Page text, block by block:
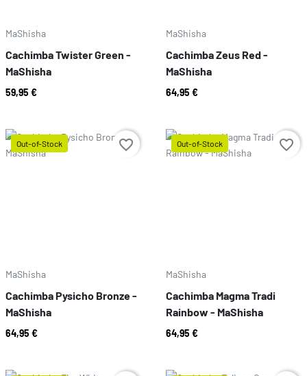
MaShisha
Cachimba Twister Green -
MaShisha
59,95 €
MaShisha
Cachimba Zeus Red -
MaShisha
64,95 €
Out-of-Stock
MaShisha
Cachimba Pysicho Bronze -
MaShisha
64,95 €
favorite_border Out-of-Stock
MaShisha
Cachimba Magma Tradi
Rainbow - MaShisha
64,95 €
favorite_border